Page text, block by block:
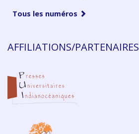
Tous les numéros
AFFILIATIONS/PARTENAIRES